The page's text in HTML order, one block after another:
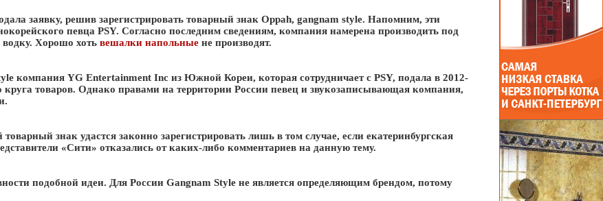
заявку, решив зарегистрировать товарный знак Oppah, gangnam style. Напомним, эти
певца PSY. Согласно последним сведениям, компания намерена производить под
Хорошо хоть вешалки напольные не производят.
компания YG Entertainment Inc из Южной Кореи, которая сотрудничает с PSY, подала в 2012-
товаров. Однако правами на территории России певец и звукозаписывающая компания,
знак удастся законно зарегистрировать лишь в том случае, если екатеринбургская
«Сити» отказались от каких-либо комментариев на данную тему.
подобной идеи. Для России Gangnam Style не является определяющим брендом, потому